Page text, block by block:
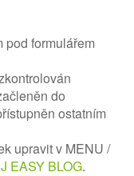
pod formulářem
do
ostatním
upravit v MENU /
EASY BLOG.